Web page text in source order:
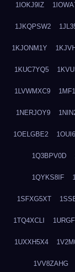
1IOKJ9IZ
1JKQPSW2
1KJONM1Y
1KUC7YQ5
1LVWMXC9
1NERJOY9
1OELGBE2
1Q3BPV0D
1QYKS8IF
1SFXG5XT
1TQ4XCLI
1UXXH5X4
1VV8ZAHG